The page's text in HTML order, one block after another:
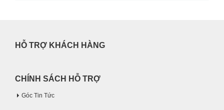
HỖ TRỢ KHÁCH HÀNG
CHÍNH SÁCH HỖ TRỢ
Góc Tin Tức